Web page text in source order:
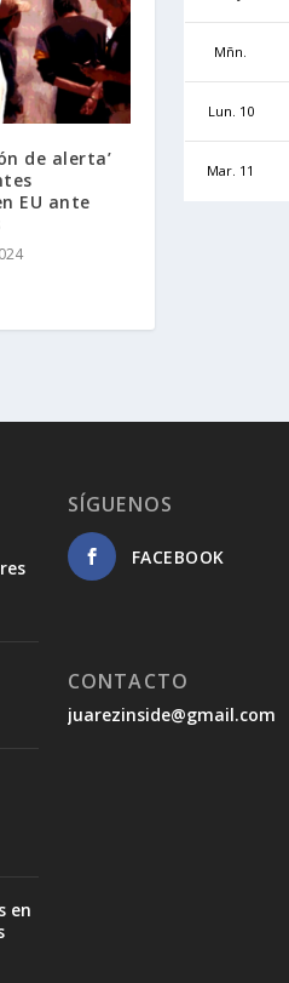
de alerta’
EU ante
Mñn.
Lun. 10
Mar. 11
en
SÍGUENOS
FACEBOOK
CONTACTO
juarezinside@gmail.com